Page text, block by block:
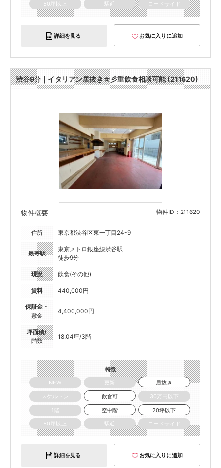
50坪以上
駅近 ロードサイド
詳細を見る お気に入りに追加
渋谷9分｜イタリアン居抜き☆彡重飲食相談可能 (211620)
物件概要 物件ID：211620
住所 東京都渋谷区東一丁目24-9
最寄駅
東京メトロ銀座線渋谷駅
徒歩9分
現況 飲食(その他)
賃料 440,000円
保証金・
敷金
4,400,000円
坪面積/
階数
18.04坪/3階
特徴
NEW
更新
居抜き
スケルトン
飲食可
30万円以下
1階
空中階
20坪以下
50坪以上
駅近 ロードサイド
詳細を見る お気に入りに追加